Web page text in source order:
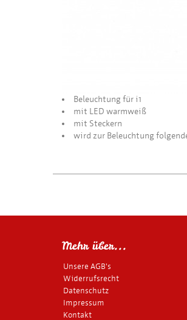
Beleuchtung für i1
mit LED warmweiß
mit Steckern
wird zur Beleuchtung
Mehr über...
Unsere AGB's
Widerrufsrecht
Datenschutz
Impressum
Kontakt